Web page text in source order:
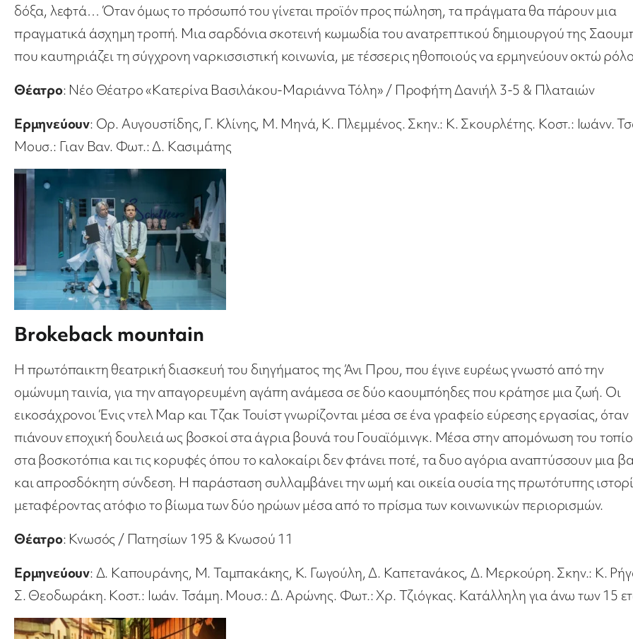
δόξα, λεφτά… Όταν όμως το πρόσωπό του γίνεται προϊόν προς πώληση, τα πράγματα θα πάρουν μια
πραγματικά άσχημη τροπή. Μια σαρδόνια σκοτεινή κωμωδία του ανατρεπτικού δημιουργού της
που καυτηριάζει τη σύγχρονη ναρκισσιστική κοινωνία, με τέσσερις ηθοποιούς να ερμηνεύουν οκτώ
Θέατρο: Νέο Θέατρο «Κατερίνα Βασιλάκου-Μαριάννα Τόλη» / Προφήτη Δανιήλ 3-5 & Πλαταιών
Ερμηνεύουν: Ορ. Αυγουστίδης, Γ. Κλίνης, Μ. Μηνά, Κ. Πλεμμένος. Σκην.: Κ. Σκουρλέτης. Κοστ.: Ιωάνν.
Μουσ.: Γιαν Βαν. Φωτ.: Δ. Κασιμάτης
Brokeback mountain
Η πρωτόπαικτη θεατρική διασκευή του διηγήματος της Άνι Πρου, που έγινε ευρέως γνωστό από την
ομώνυμη ταινία, για την απαγορευμένη αγάπη ανάμεσα σε δύο καουμπόηδες που κράτησε μια ζωή. Οι
εικοσάχρονοι Ένις ντελ Μαρ και Τζακ Τουίστ γνωρίζονται μέσα σε ένα γραφείο εύρεσης εργασίας, όταν
πιάνουν εποχική δουλειά ως βοσκοί στα άγρια βουνά του Γουαϊόμινγκ. Μέσα στην απομόνωση του
στα βοσκοτόπια και τις κορυφές όπου το καλοκαίρι δεν φτάνει ποτέ, τα δυο αγόρια αναπτύσσουν μια
και απροσδόκητη σύνδεση. Η παράσταση συλλαμβάνει την ωμή και οικεία ουσία της πρωτότυπης
μεταφέροντας ατόφιο το βίωμα των δύο ηρώων μέσα από το πρίσμα των κοινωνικών περιορισμών.
Θέατρο: Κνωσός / Πατησίων 195 & Κνωσού 11
Ερμηνεύουν: Δ. Καπουράνης, Μ. Ταμπακάκης, Κ. Γωγούλη, Δ. Καπετανάκος, Δ. Μερκούρη. Σκην.: Κ.
Σ. Θεοδωράκη. Κοστ.: Ιωάν. Τσάμη. Mουσ.: Δ. Αρώνης. Φωτ.: Χρ. Τζιόγκας. Κατάλληλη για άνω των 15